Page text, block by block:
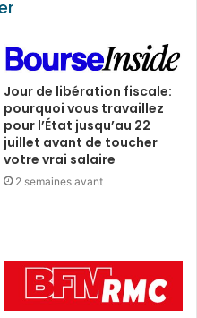
Jour de libération fiscale:
pourquoi vous travaillez
pour l’État jusqu’au 22
juillet avant de toucher
votre vrai salaire
2 semaines avant